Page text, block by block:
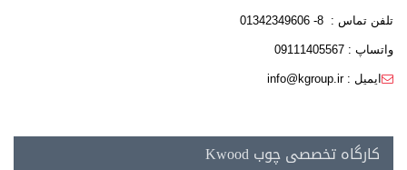
تلفن تماس : 8- 01342349606
واتساپ : 09111405567
ایمیل : info@kgroup.ir
کارگاه تخصصی چوب Kwood